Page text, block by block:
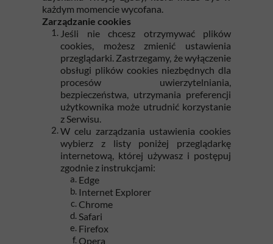
każdym momencie wycofana.
Zarządzanie cookies
Jeśli nie chcesz otrzymywać plików
cookies, możesz zmienić ustawienia
przeglądarki. Zastrzegamy, że wyłączenie
obsługi plików cookies niezbędnych dla
procesów uwierzytelniania,
bezpieczeństwa, utrzymania preferencji
użytkownika może utrudnić korzystanie
z Serwisu.
W celu zarządzania ustawienia cookies
wybierz z listy poniżej przeglądarkę
internetową, której używasz i postępuj
zgodnie z instrukcjami:
Edge
Internet Explorer
Chrome
Safari
Firefox
Opera